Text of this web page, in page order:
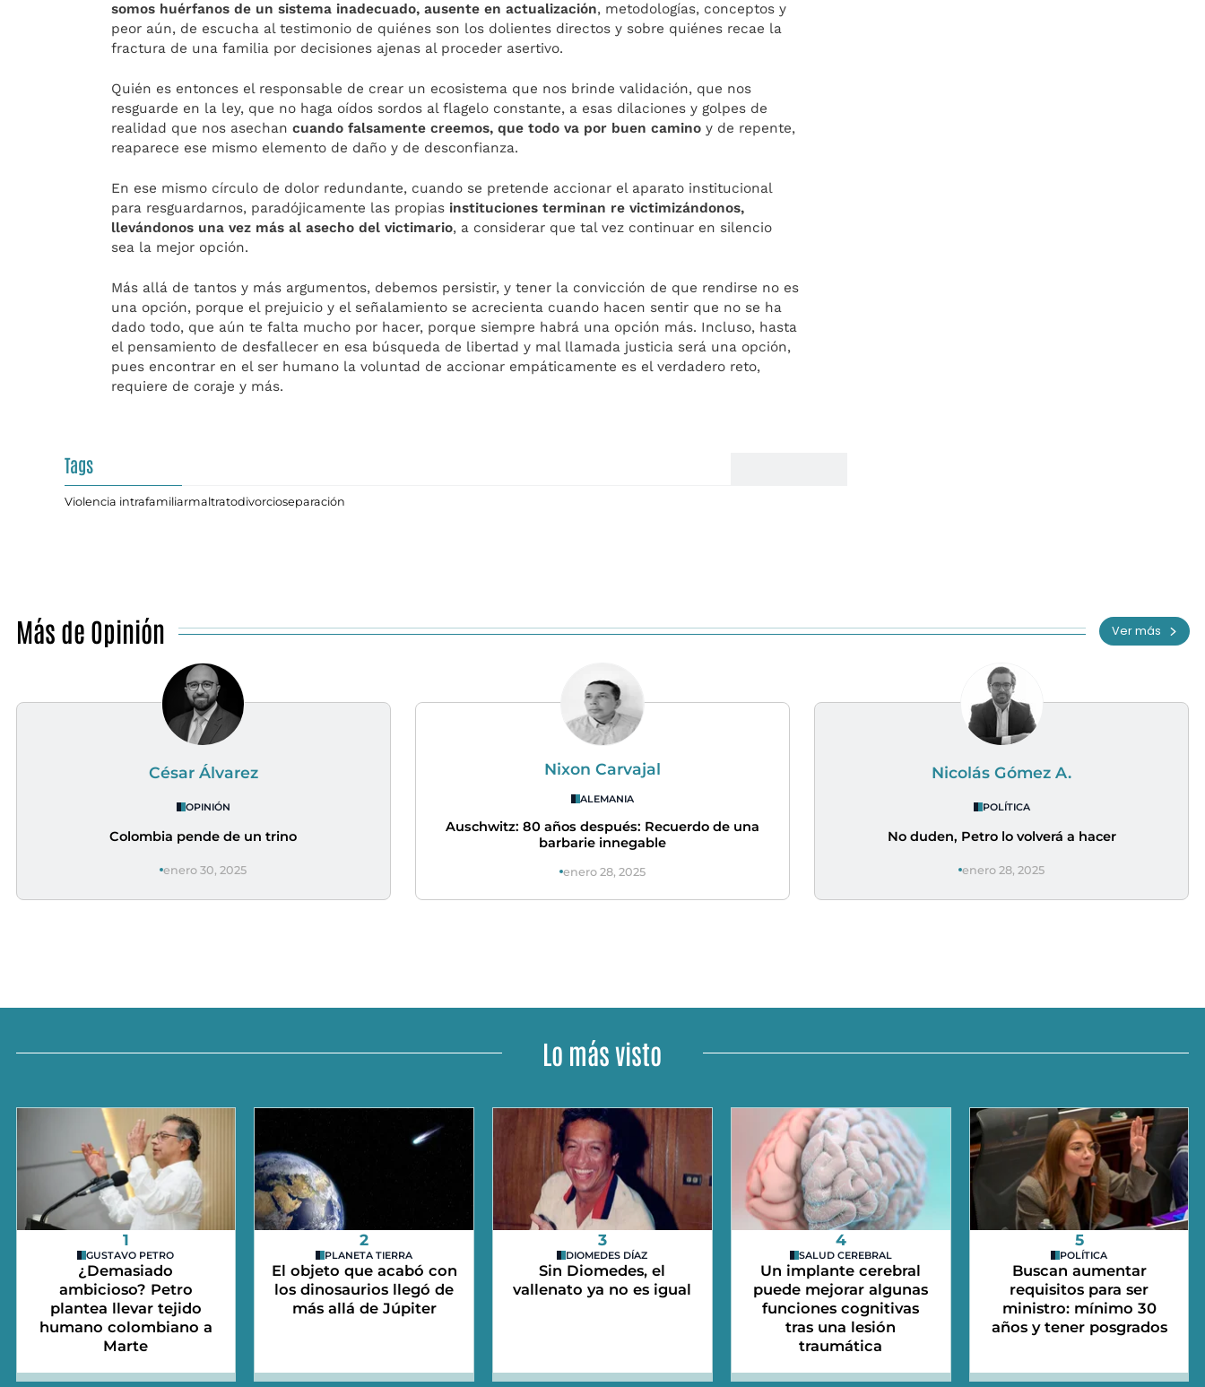
somos huérfanos de un sistema inadecuado, ausente en actualización, metodologías, conceptos y
peor aún, de escucha al testimonio de quiénes son los dolientes directos y sobre quiénes recae la
fractura de una familia por decisiones ajenas al proceder asertivo.
Quién es entonces el responsable de crear un ecosistema que nos brinde validación, que nos
resguarde en la ley, que no haga oídos sordos al flagelo constante, a esas dilaciones y golpes de
realidad que nos asechan cuando falsamente creemos, que todo va por buen camino y de repente,
reaparece ese mismo elemento de daño y de desconfianza.
En ese mismo círculo de dolor redundante, cuando se pretende accionar el aparato institucional
para resguardarnos, paradójicamente las propias instituciones terminan re victimizándonos,
llevándonos una vez más al asecho del victimario, a considerar que tal vez continuar en silencio
sea la mejor opción.
Más allá de tantos y más argumentos, debemos persistir, y tener la convicción de que rendirse no es
una opción, porque el prejuicio y el señalamiento se acrecienta cuando hacen sentir que no se ha
dado todo, que aún te falta mucho por hacer, porque siempre habrá una opción más. Incluso, hasta
el pensamiento de desfallecer en esa búsqueda de libertad y mal llamada justicia será una opción,
pues encontrar en el ser humano la voluntad de accionar empáticamente es el verdadero reto,
requiere de coraje y más.
Tags
Violencia intrafamiliarmaltratodivorcioseparación
Más de Opinión Ver más
César Álvarez
OPINIÓN
Colombia pende de un trino
enero 30, 2025
Nixon Carvajal
ALEMANIA
Auschwitz: 80 años después: Recuerdo de una
barbarie innegable
enero 28, 2025
Nicolás Gómez A.
POLÍTICA
No duden, Petro lo volverá a hacer
enero 28, 2025
Lo más visto
1
GUSTAVO PETRO
¿Demasiado
ambicioso? Petro
plantea llevar tejido
humano colombiano a
Marte
2
PLANETA TIERRA
El objeto que acabó con
los dinosaurios llegó de
más allá de Júpiter
3
DIOMEDES DÍAZ
Sin Diomedes, el
vallenato ya no es igual
4
SALUD CEREBRAL
Un implante cerebral
puede mejorar algunas
funciones cognitivas
tras una lesión
traumática
5
POLÍTICA
Buscan aumentar
requisitos para ser
ministro: mínimo 30
años y tener posgrados